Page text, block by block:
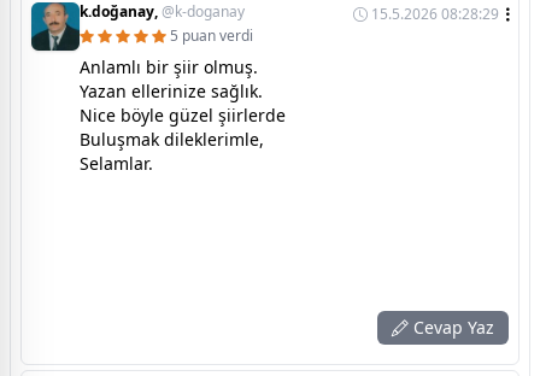
k.doğanay,@k-doganay
15.5.2026 08:28:29
5 puan verdi
Anlamlı bir şiir olmuş.
Yazan ellerinize sağlık.
Nice böyle güzel şiirlerde
Buluşmak dileklerimle,
Selamlar.
Cevap Yaz